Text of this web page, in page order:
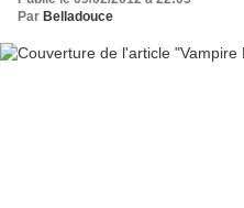
Par Belladouce